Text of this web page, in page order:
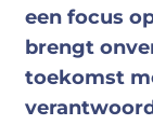
een focus
brengt
toekomst